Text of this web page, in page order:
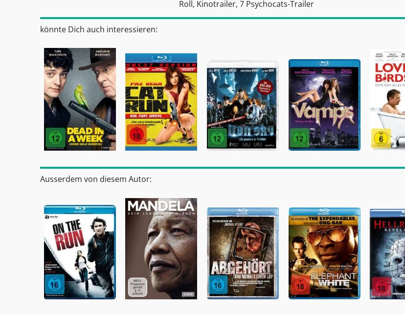
Roll, Kinotrailer, 7 Psychocats-Trailer
könnte Dich auch interessieren:
Ausserdem von diesem Autor: